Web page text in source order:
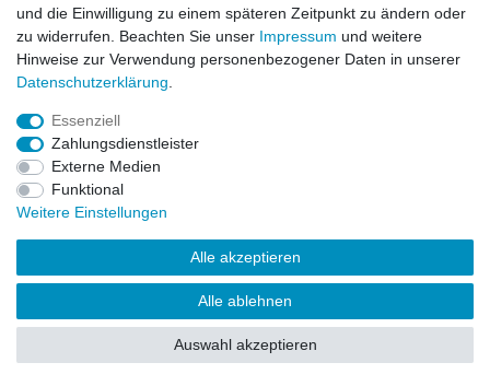
Barrierefreiheitserklärung Widerrufs­recht
Vertrag widerrufen
© Copyright 2026 | Alle Rechte vorbehalten.
und die Einwilligung zu einem späteren Zeitpunkt zu ändern oder
zu widerrufen. Beachten Sie unser Impressum und weitere
Hinweise zur Verwendung personenbezogener Daten in unserer
Daten­schutz­erklärung
Essenziell
Zahlungsdienstleister
Externe Medien
Funktional
Weitere Einstellungen
Alle akzeptieren
Alle ablehnen
Auswahl akzeptieren